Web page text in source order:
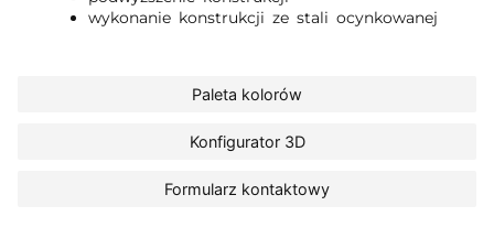
Paleta kolorów
Konfigurator 3D
Formularz kontaktowy
wykonanie konstrukcji ze stali ocynkowanej